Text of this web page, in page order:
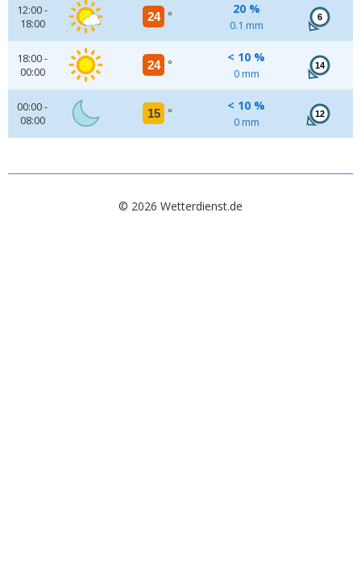
12:00 -
18:00
24 °
20 %
0.1 mm
6
18:00 -
00:00
24 °
< 10 %
0 mm
14
00:00 -
08:00
15 °
< 10 %
0 mm
12
© 2026 Wetterdienst.de